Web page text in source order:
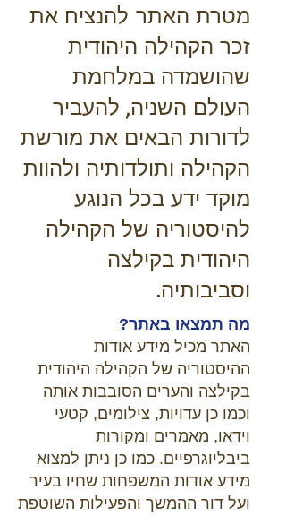
מטרת האתר להנציח את
זכר הקהילה היהודית
שהושמדה במלחמת
העולם השניה, להעביר
לדורות הבאים את מורשת
הקהילה ותולדותיה ולהוות
מוקד ידע בכל הנוגע
להיסטוריה של הקהילה
היהודית בקילצה
וסביבותיה.
מה תמצאו באתר?
האתר מכיל מידע אודות
ההיסטוריה של הקהילה היהודית
בקילצה והערים הסובבות אותה
וכמו כן עדויות, צילומים, קטעי
וידאו, מאמרים ומקורות
ביבליוגרפיים. כמו כן ניתן למצוא
מידע אודות המשפחות שחיו בעיר
ועל דור ההמשך והפעילות השוטפת